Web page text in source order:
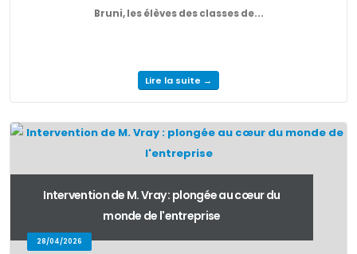
Bruni, les élèves des classes de...
Lire la suite →
Intervention de M. Vray : plongée au cœur du
monde de l'entreprise
28/04/2026